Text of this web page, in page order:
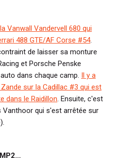
Vanwall Vandervell 680 qui
488 GTE/AF Corse #54.
de laisser sa monture
et Porsche Penske
dans chaque camp. Il y a
sur la Cadillac #3 qui est
dans le Raidillon. Ensuite, c'est
Vanthoor qui s'est arrêtée sur